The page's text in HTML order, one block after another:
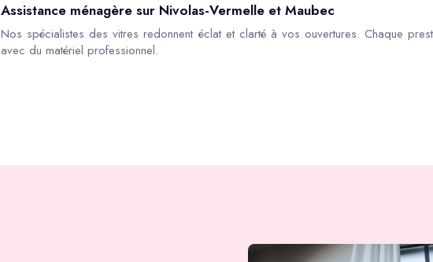
Assistance ménagère sur Nivolas-Vermelle et Maubec
Nos spécialistes des vitres redonnent éclat et clarté à vos ouvertures. Chaque
avec du matériel professionnel.